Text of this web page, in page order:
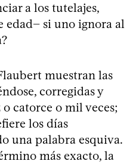
a los tutelajes,
edad− si uno ignora al
muestran las
corregidas y
catorce o mil veces;
los días
una palabra esquiva.
más exacto, la